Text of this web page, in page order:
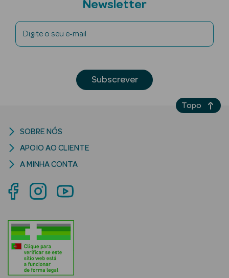
Eau de Toilette
Águas de
Colónia
Ver Tudo
Newsletter
Digite o seu e-mail
Subscrever
SOBRE NÓS
APOIO AO CLIENTE
A MINHA CONTA
Topo